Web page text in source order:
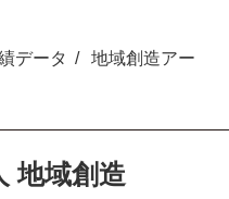
データ
地域創造アー
地域創造